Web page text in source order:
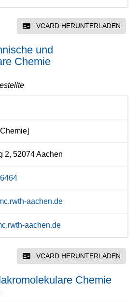
VCARD HERUNTERLADEN
und
Chemie
2, 52074 Aachen
aachen.de
aachen.de
VCARD HERUNTERLADEN
Chemie